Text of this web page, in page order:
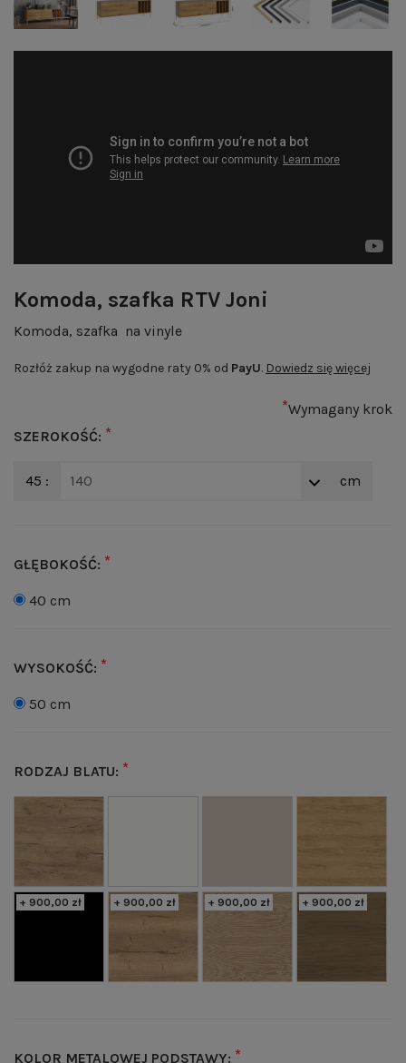
Komoda, szafka RTV Joni
Komoda, szafka na vinyle
Rozłóż zakup na wygodne raty 0% od PayU. Dowiedz się więcej
*Wymagany krok
SZEROKOŚĆ: *
45 : 140 cm
GŁĘBOKOŚĆ: *
40 cm
WYSOKOŚĆ: *
50 cm
RODZAJ BLATU: *
+ 900,00 zł + 900,00 zł + 900,00 zł + 900,00 zł
KOLOR METALOWEJ PODSTAWY: *